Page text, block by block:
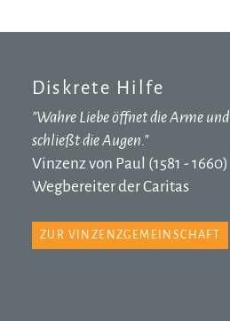
Diskrete Hilfe
"Wahre Liebe öffnet die Arme und
schließt die Augen."
Vinzenz von Paul (1581 - 1660)
Wegbereiter der Caritas
ZUR VINZENZGEMEINSCHAFT